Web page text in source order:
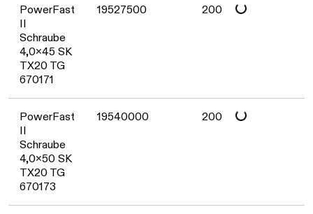
PowerFast
II
Schraube
4,0x45 SK
TX20 TG
670171
19527500 200
Daten werden geladen. Bitte warten...
PowerFast
II
Schraube
4,0x50 SK
TX20 TG
670173
19540000 200
Daten werden geladen. Bitte warten...